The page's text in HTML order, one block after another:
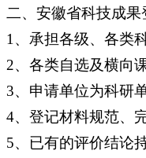
二、安徽省科技成果
1、承担各级、各类
2、各类自选及横向
3、申请单位为科研
4、登记材料规范、
5、已有的评价结论